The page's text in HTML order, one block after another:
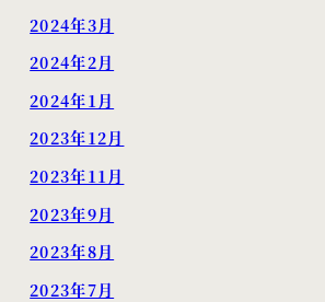
2024年3月
2024年2月
2024年1月
2023年12月
2023年11月
2023年9月
2023年8月
2023年7月